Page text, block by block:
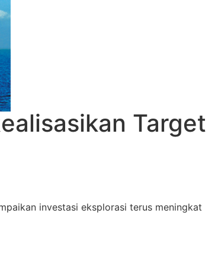
Target
investasi eksplorasi terus meningkat